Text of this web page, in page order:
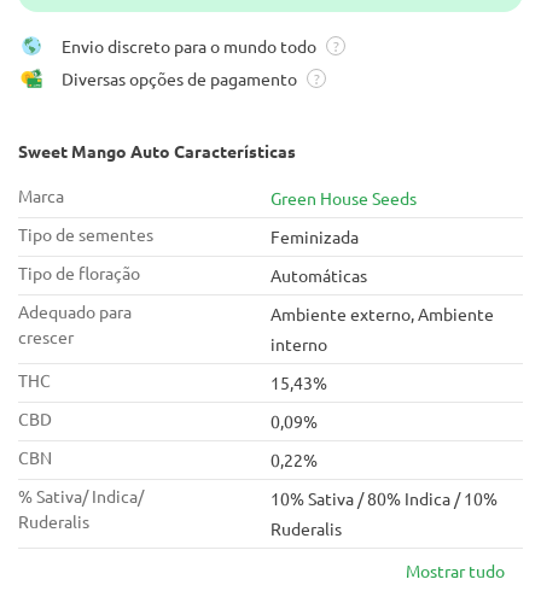
Envio discreto para o mundo todo ?
Diversas opções de pagamento ?
Sweet Mango Auto Características
Marca
Green House Seeds
Tipo de sementes
Feminizada
Tipo de floração
Automáticas
Adequado para
crescer
Ambiente externo, Ambiente
interno
THC
15,43%
CBD
0,09%
CBN
0,22%
% Sativa/ Indica/
Ruderalis
10% Sativa / 80% Indica / 10%
Ruderalis
Mostrar tudo